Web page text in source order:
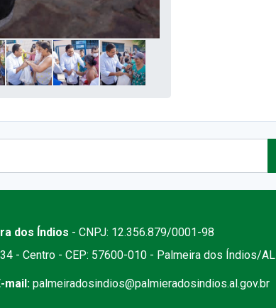
dos Índios - CNPJ: 12.356.879/0001-98
- Centro - CEP: 57600-010 - Palmeira dos Índios/AL
mail: palmeiradosindios@palmieradosindios.al.gov.br